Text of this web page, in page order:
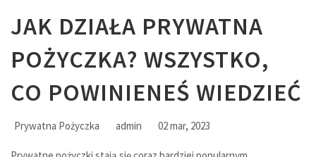
JAK DZIAŁA PRYWATNA
POŻYCZKA? WSZYSTKO,
CO POWINIENEŚ WIEDZIEĆ
Prywatna Pożyczka admin 02 mar, 2023